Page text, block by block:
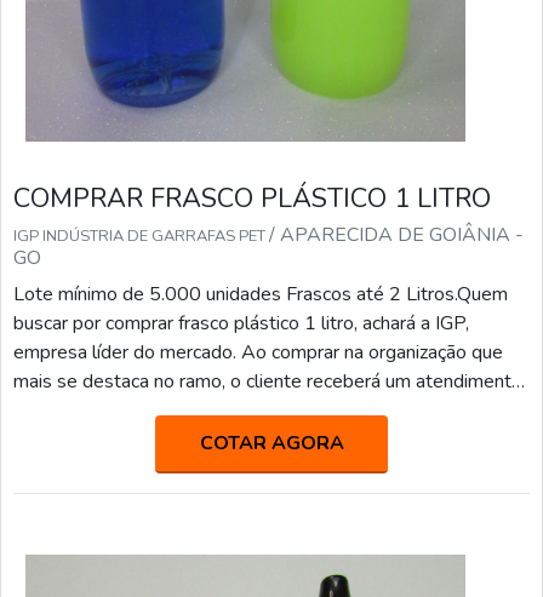
COMPRAR FRASCO PLÁSTICO 1 LITRO
IGP INDÚSTRIA DE GARRAFAS PET/ APARECIDA DE GOIÂNIA -
GO
Lote mínimo de 5.000 unidades Frascos até 2 Litros.Quem
buscar por comprar frasco plástico 1 litro, achará a IGP,
empresa líder do mercado. Ao comprar na organização que
mais se destaca no ramo, o cliente receberá um atendimento
de excelência e terá a garantia de adquirir produtos que
solucionem qualquer demanda.MAIS INFORMAÇÕES
SOBRE COMPRAR FRASCO PLÁSTICO 1 LITROSe alguém
quer achar comprar frasco plástico 1 litro em uma empresa
COTAR AGORA